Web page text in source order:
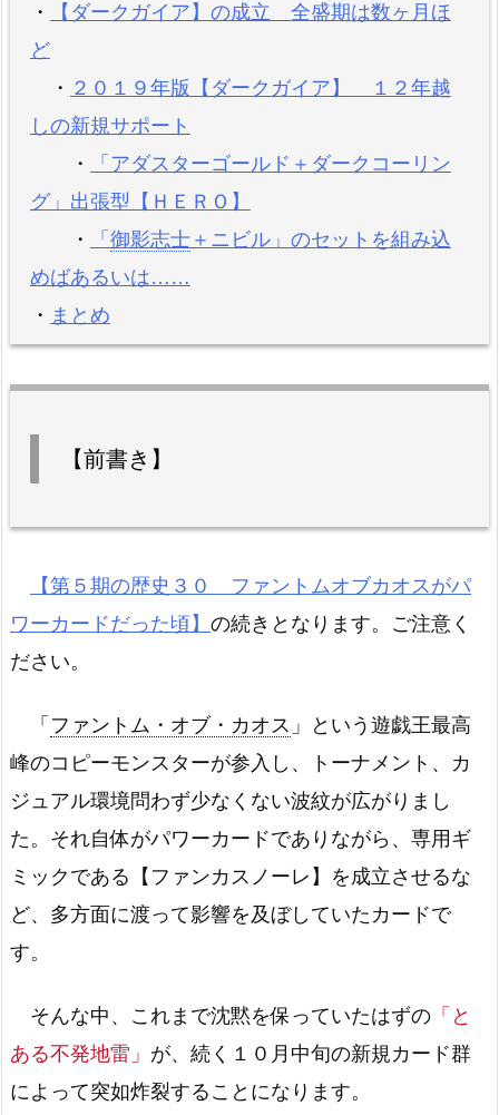
・
【ダークガイア】の成立 全盛期は数ヶ月ほ
ど
・ ２０１９年版【ダークガイア】 １２年越
しの新規サポート
・
「アダスターゴールド＋ダークコーリン
グ」出張型【ＨＥＲＯ】
・
「 御影志士＋ニビル」のセットを組み込
めばあるいは……
・ まとめ
【前書き】
【第５期の歴史３０ ファントムオブカオスがパ
ワーカードだった頃】 の続きとなります。ご注意く
ださい。
「 ファントム・オブ・カオス 」という遊戯王最高
峰のコピーモンスターが参入し、トーナメント、カ
ジュアル環境問わず少なくない波紋が広がりまし
た。それ自体がパワーカードでありながら、専用ギ
ミックである【ファンカスノーレ】を成立させるな
ど、多方面に渡って影響を及ぼしていたカードで
す。
そんな中、これまで沈黙を保っていたはずの 「と
ある不発地雷」 が、続く１０月中旬の新規カード群
によって突如炸裂することになります。